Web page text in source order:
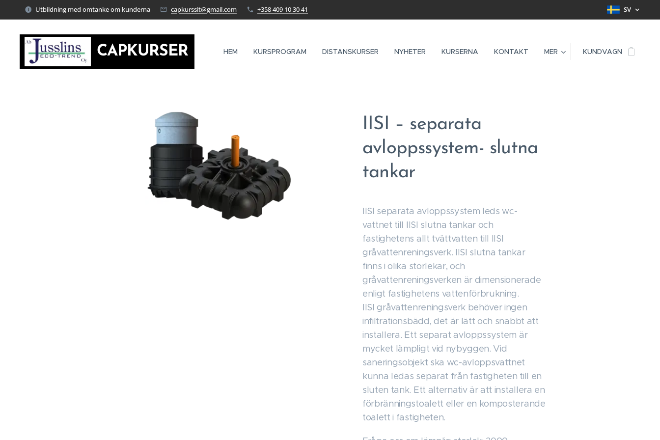
Utbildning med omtanke om kunderna capkurssit@gmail.com +358 409 10 30 41 SV
CAPKURSER HEM KURSPROGRAM DISTANSKURSER NYHETER KURSERNA KONTAKT MER KUNDVAGN
IISI – separata
avloppssystem- slutna
tankar
IISI separata avloppssystem leds wc-
vattnet till IISI slutna tankar och
fastighetens allt tvättvatten till IISI
gråvattenreningsverk. IISI slutna tankar
finns i olika storlekar, och
gråvattenreningsverken är dimensionerade
enligt fastighetens vattenförbrukning.
IISI gråvattenreningsverk behöver ingen
infiltrationsbädd, det är lätt och snabbt att
installera. Ett separat avloppssystem är
mycket lämpligt vid nybyggen. Vid
saneringsobjekt ska wc-avloppsvattnet
kunna ledas separat från fastigheten till en
sluten tank. Ett alternativ är att installera en
förbränningstoalett eller en komposterande
toalett i fastigheten.